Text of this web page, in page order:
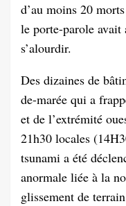
d’au moins 20
le porte-parole
s’alourdir.
Des dizaines de
de-marée qui a
et de l’extrémité
21h30 locales
tsunami a été
anormale liée à la
glissement de